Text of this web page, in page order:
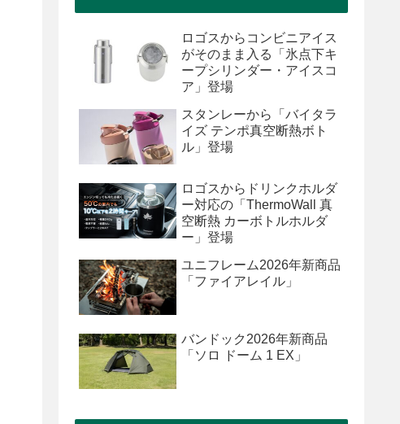
ロゴスからコンビニアイス
がそのまま入る「氷点下キ
ープシリンダー・アイスコ
ア」登場
スタンレーから「バイタラ
イズ テンポ真空断熱ボト
ル」登場
ロゴスからドリンクホルダ
ー対応の「ThermoWall 真
空断熱 カーボトルホルダ
ー」登場
ユニフレーム2026年新商品
「ファイアレイル」
バンドック2026年新商品
「ソロ ドーム 1 EX」